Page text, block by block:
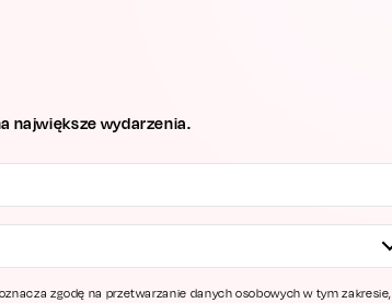
największe wydarzenia.
zgodę na przetwarzanie danych osobowych w tym zakresie,